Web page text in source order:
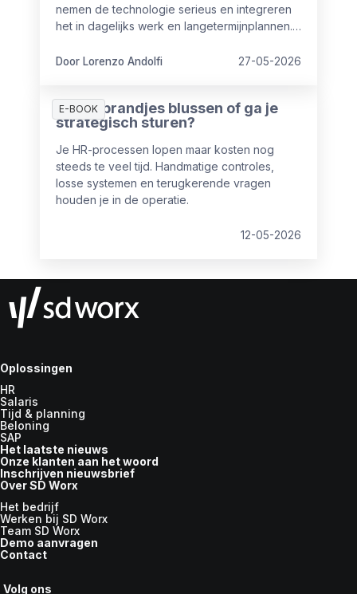
nemen de technologie serieus en integreren
het in dagelijks werk en langetermijnplannen.
dat het ook iets oplevert.
Door Lorenzo Andolfi 27-05-2026
E-BOOK
Blijf je brandjes blussen of ga je
strategisch sturen?
Je HR-processen lopen maar kosten nog
steeds te veel tijd. Handmatige controles,
losse systemen en terugkerende vragen
houden je in de operatie.
12-05-2026
Oplossingen
HR
Salaris
Tijd & planning
Beloning
SAP
Het laatste nieuws
Onze klanten aan het woord
Inschrijven nieuwsbrief
Over SD Worx
Het bedrijf
Werken bij SD Worx
Team SD Worx
Demo aanvragen
Contact
Volg ons